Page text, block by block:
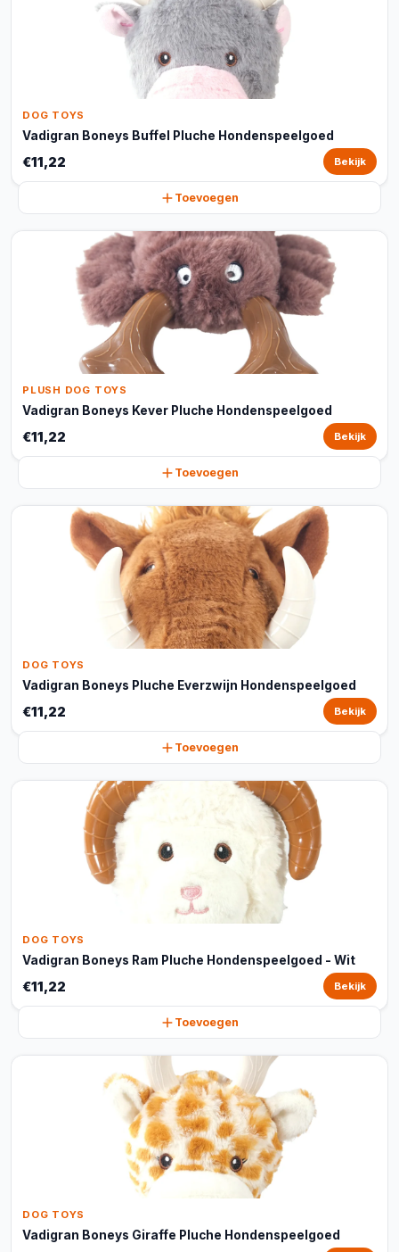
DOG TOYS
Vadigran Boneys Buffel Pluche Hondenspeelgoed
€11,22 Bekijk
Toevoegen
PLUSH DOG TOYS
Vadigran Boneys Kever Pluche Hondenspeelgoed
€11,22 Bekijk
Toevoegen
DOG TOYS
Vadigran Boneys Pluche Everzwijn Hondenspeelgoed
€11,22 Bekijk
Toevoegen
DOG TOYS
Vadigran Boneys Ram Pluche Hondenspeelgoed - Wit
€11,22 Bekijk
Toevoegen
DOG TOYS
Vadigran Boneys Giraffe Pluche Hondenspeelgoed